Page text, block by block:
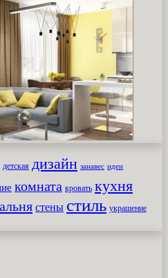
детская дизайн занавес идеи
комната кровать кухня
стены стиль украшение